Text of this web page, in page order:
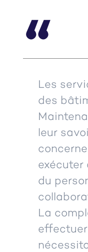
“
Les
des
leur
exécuter
du
La